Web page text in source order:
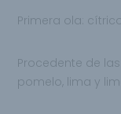
Primera ola:
Procedente de
pomelo, lima y